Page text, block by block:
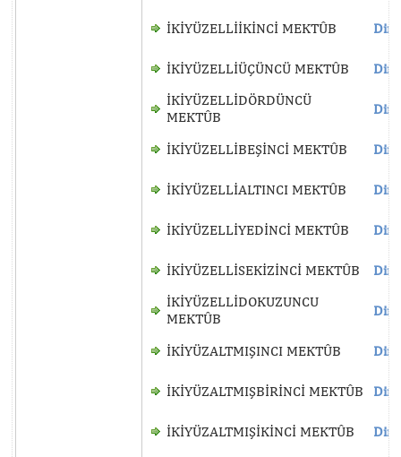
İKİYÜZELLİİKİNCİ MEKTÛB
İKİYÜZELLİÜÇÜNCÜ MEKTÛB
İKİYÜZELLİDÖRDÜNCÜ
MEKTÛB
İKİYÜZELLİBEŞİNCİ MEKTÛB
İKİYÜZELLİALTINCI MEKTÛB
İKİYÜZELLİYEDİNCİ MEKTÛB
İKİYÜZELLİSEKİZİNCİ MEKTÛB
İKİYÜZELLİDOKUZUNCU
MEKTÛB
İKİYÜZALTMIŞINCI MEKTÛB
İKİYÜZALTMIŞBİRİNCİ MEKTÛB
İKİYÜZALTMIŞİKİNCİ MEKTÛB